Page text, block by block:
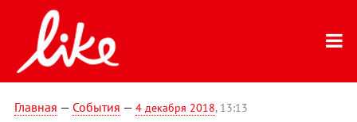
Главная — События — 4 декабря 2018, 13:13